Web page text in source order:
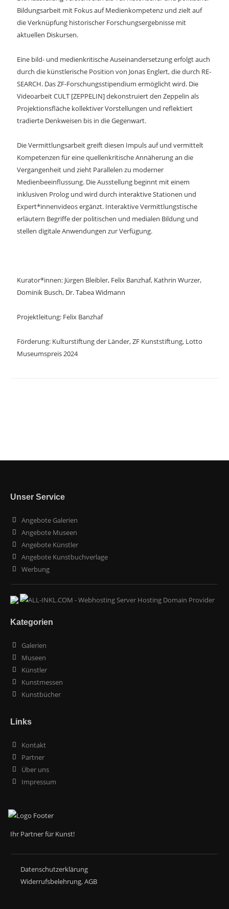
Bildungsarbeit mit Fokus auf Medienkompetenz und zielt auf
die Verknüpfung historischer Forschungsergebnisse mit
aktuellen Diskursen.
Eine bild- und medienkritische Auseinandersetzung erfolgt auch
durch die künstlerische Position von Jonas Englert, die durch RE-
SEARCH. Das ZF-Forschungsstipendium ermöglicht wird. Die
Videoarbeit CULT [ZEPPELIN] dekonstruiert den Zeppelin als
Projektionsfläche kollektiver Vorstellungen und reflektiert
tradierte Denkweisen bis in die Gegenwart.
Die Vermittlungsarbeit greift diesen Impuls auf und vermittelt
Kompetenzen für eine quellenkritische Annäherung an die
Vergangenheit und zieht Parallelen zu moderner
Medienbeeinflussung. Die Ausstellung beginnt mit einem
inklusiven Prolog und wird durch interaktive Stationen und
Expert*innenvideos ergänzt. Interaktive Vermittlungstische
erläutern Begriffe der politischen und medialen Bildung und
stellen digitale Anwendungen zur Verfügung.
Kurator*innen: Jürgen Bleibler, Felix Banzhaf, Kathrin Wurzer,
Dominik Busch, Dr. Tabea Widmann
Projektleitung: Felix Banzhaf
Förderung: Kulturstiftung der Länder, ZF Kunststiftung, Lotto
Museumspreis 2024
Unser Service
Angebote Galerien
Angebote Museen
Angebote Künstler
Angebote Kunstbuchverlage
Werbung
Kategorien
Galerien
Museen
Künstler
Kunstmessen
Kunstbücher
Links
Kontakt
Partner
Über uns
Impressum
Ihr Partner für Kunst!
Datenschutzerklärung
Widerrufsbelehrung,AGB